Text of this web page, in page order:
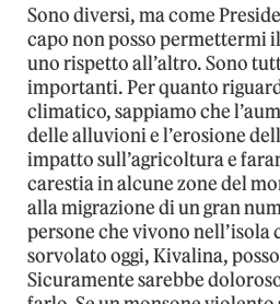
Sono diversi, ma come
capo non posso permettermi
uno rispetto all’altro. Sono
importanti. Per quanto
climatico, sappiamo che
delle alluvioni e l’erosione
impatto sull’agricoltura e
carestia in alcune zone del
alla migrazione di un gran
persone che vivono nell’isola
sorvolato oggi, Kivalina,
Sicuramente sarebbe